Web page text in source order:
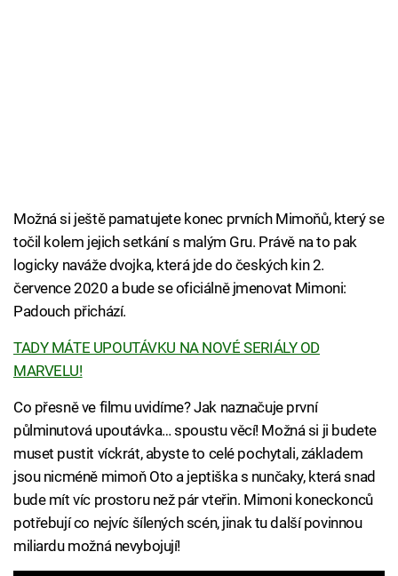
Možná si ještě pamatujete konec prvních Mimoňů, který se
točil kolem jejich setkání s malým Gru. Právě na to pak
logicky naváže dvojka, která jde do českých kin 2.
července 2020 a bude se oficiálně jmenovat Mimoni:
Padouch přichází.
TADY MÁTE UPOUTÁVKU NA NOVÉ SERIÁLY OD
MARVELU!
Co přesně ve filmu uvidíme? Jak naznačuje první
půlminutová upoutávka… spoustu věcí! Možná si ji budete
muset pustit víckrát, abyste to celé pochytali, základem
jsou nicméně mimoň Oto a jeptiška s nunčaky, která snad
bude mít víc prostoru než pár vteřin. Mimoni koneckonců
potřebují co nejvíc šílených scén, jinak tu další povinnou
miliardu možná nevybojují!